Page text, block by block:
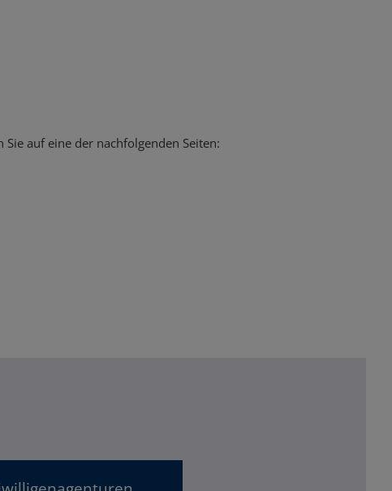
auf eine der nachfolgenden Seiten: